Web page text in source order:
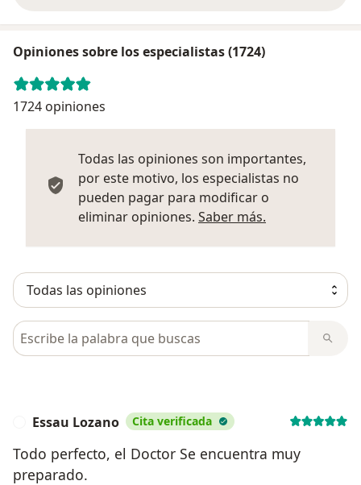
Opiniones sobre los especialistas (1724)
1724 opiniones
Todas las opiniones son importantes,
por este motivo, los especialistas no
pueden pagar para modificar o
eliminar opiniones. Saber más.
Busca en opiniones
Essau Lozano Cita verificada
Todo perfecto, el Doctor Se encuentra muy
preparado.